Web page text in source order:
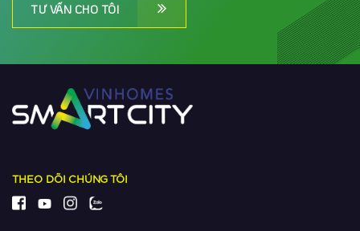
Tại sao người Nhật chọn The
Metrolines làm ‘bến đỗ’ khi đổ vốn
Dự đoán tương lai của đô thị siêu
kết nối The Metrolines
TƯ VẤN CHO TÔI
THEO DÕI CHÚNG TÔI